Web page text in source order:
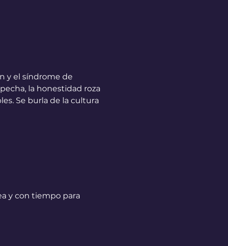
y el síndrome de
la honestidad roza
Se burla de la cultura
y con tiempo para